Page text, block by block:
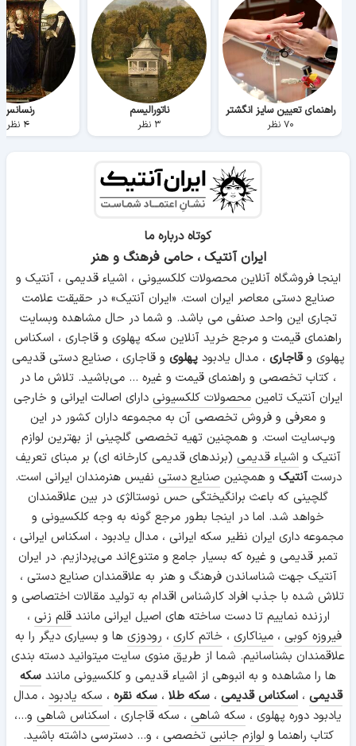
راهنمای تعیین سایز انگشتر
۷۰ نظر
ناتورالیسم
۳ نظر
رنسانس
۴ نظر
کوتاه درباره ما
ایران آنتیک ، حامی فرهنگ و هنر
اینجا فروشگاه آنلاین محصولات کلکسیونی ، اشیاء قدیمی ، آنتیک و
صنایع دستی معاصر ایران است. «ایران آنتیک» در حقیقت علامت
تجاری این واحد صنفی می باشد. و شما در حال مشاهده وبسایت
راهنمای قیمت و مرجع خرید آنلاین سکه پهلوی و قاجاری ، اسکناس
پهلوی و قاجاری ، مدال یادبودپهلوی و قاجاری ، صنایع دستی قدیمی
، کتاب تخصصی و راهنمای قیمت و غیره ... می‌باشید. تلاش ما در
ایران آنتیک تامینمحصولات کلکسیونیدارای اصالت ایرانی و خارجی
و معرفی و فروش تخصصی آن به مجموعه داران کشور در این
وب‌سایت است. و همچنین تهیه تخصصی گلچینی از بهترین لوازم
آنتیک واشیاء قدیمی(برندهای قدیمی کارخانه ای) بر مبنای تعریف
درستآنتیکو همچنینصنایع دستینفیس هنرمندان ایرانی است.
گلچینی که باعث برانگیختگی حس نوستالژی در بین علاقمندان
خواهد شد. اما در اینجا بطور مرجع گونه به وجه کلکسیونی و
مجموعه داری ایران نظیر سکه ایرانی ، مدال یادبود ، اسکناس ایرانی ،
تمبر قدیمی و غیره که بسیار جامع و متنوع‌اند می‌پردازیم. در ایران
آنتیک جهت شناساندن فرهنگ و هنر به علاقمندان صنایع دستی ،
تلاش شده با جذب افراد کارشناس اقدام به تولید مقالات اختصاصی و
ارزنده نماییم تا دست ساخته های اصیل ایرانی مانند قلم زنی،
فیروزه کوبی،میناکاری، خاتم کاری، رودوزیها و بسیاری دیگر را به
علاقمندان بشناسانیم. شما از طریق منوی سایت میتوانید دسته بندی
ها را مشاهده و به انبوهی از اشیاء قدیمی و کلکسیونی مانندسکه
قدیمی،اسکناس قدیمی، سکه طلا ،سکه نقره،سکه یادبود، مدال
یادبود دوره پهلوی ،سکه شاهی، سکه قاجاری ، اسکناس شاهیو...،
کتاب راهنما ولوازم جانبیتخصصی ، و... دسترسی داشته باشید.
ایران آنتیک ، نشانه اطمینان شماست.